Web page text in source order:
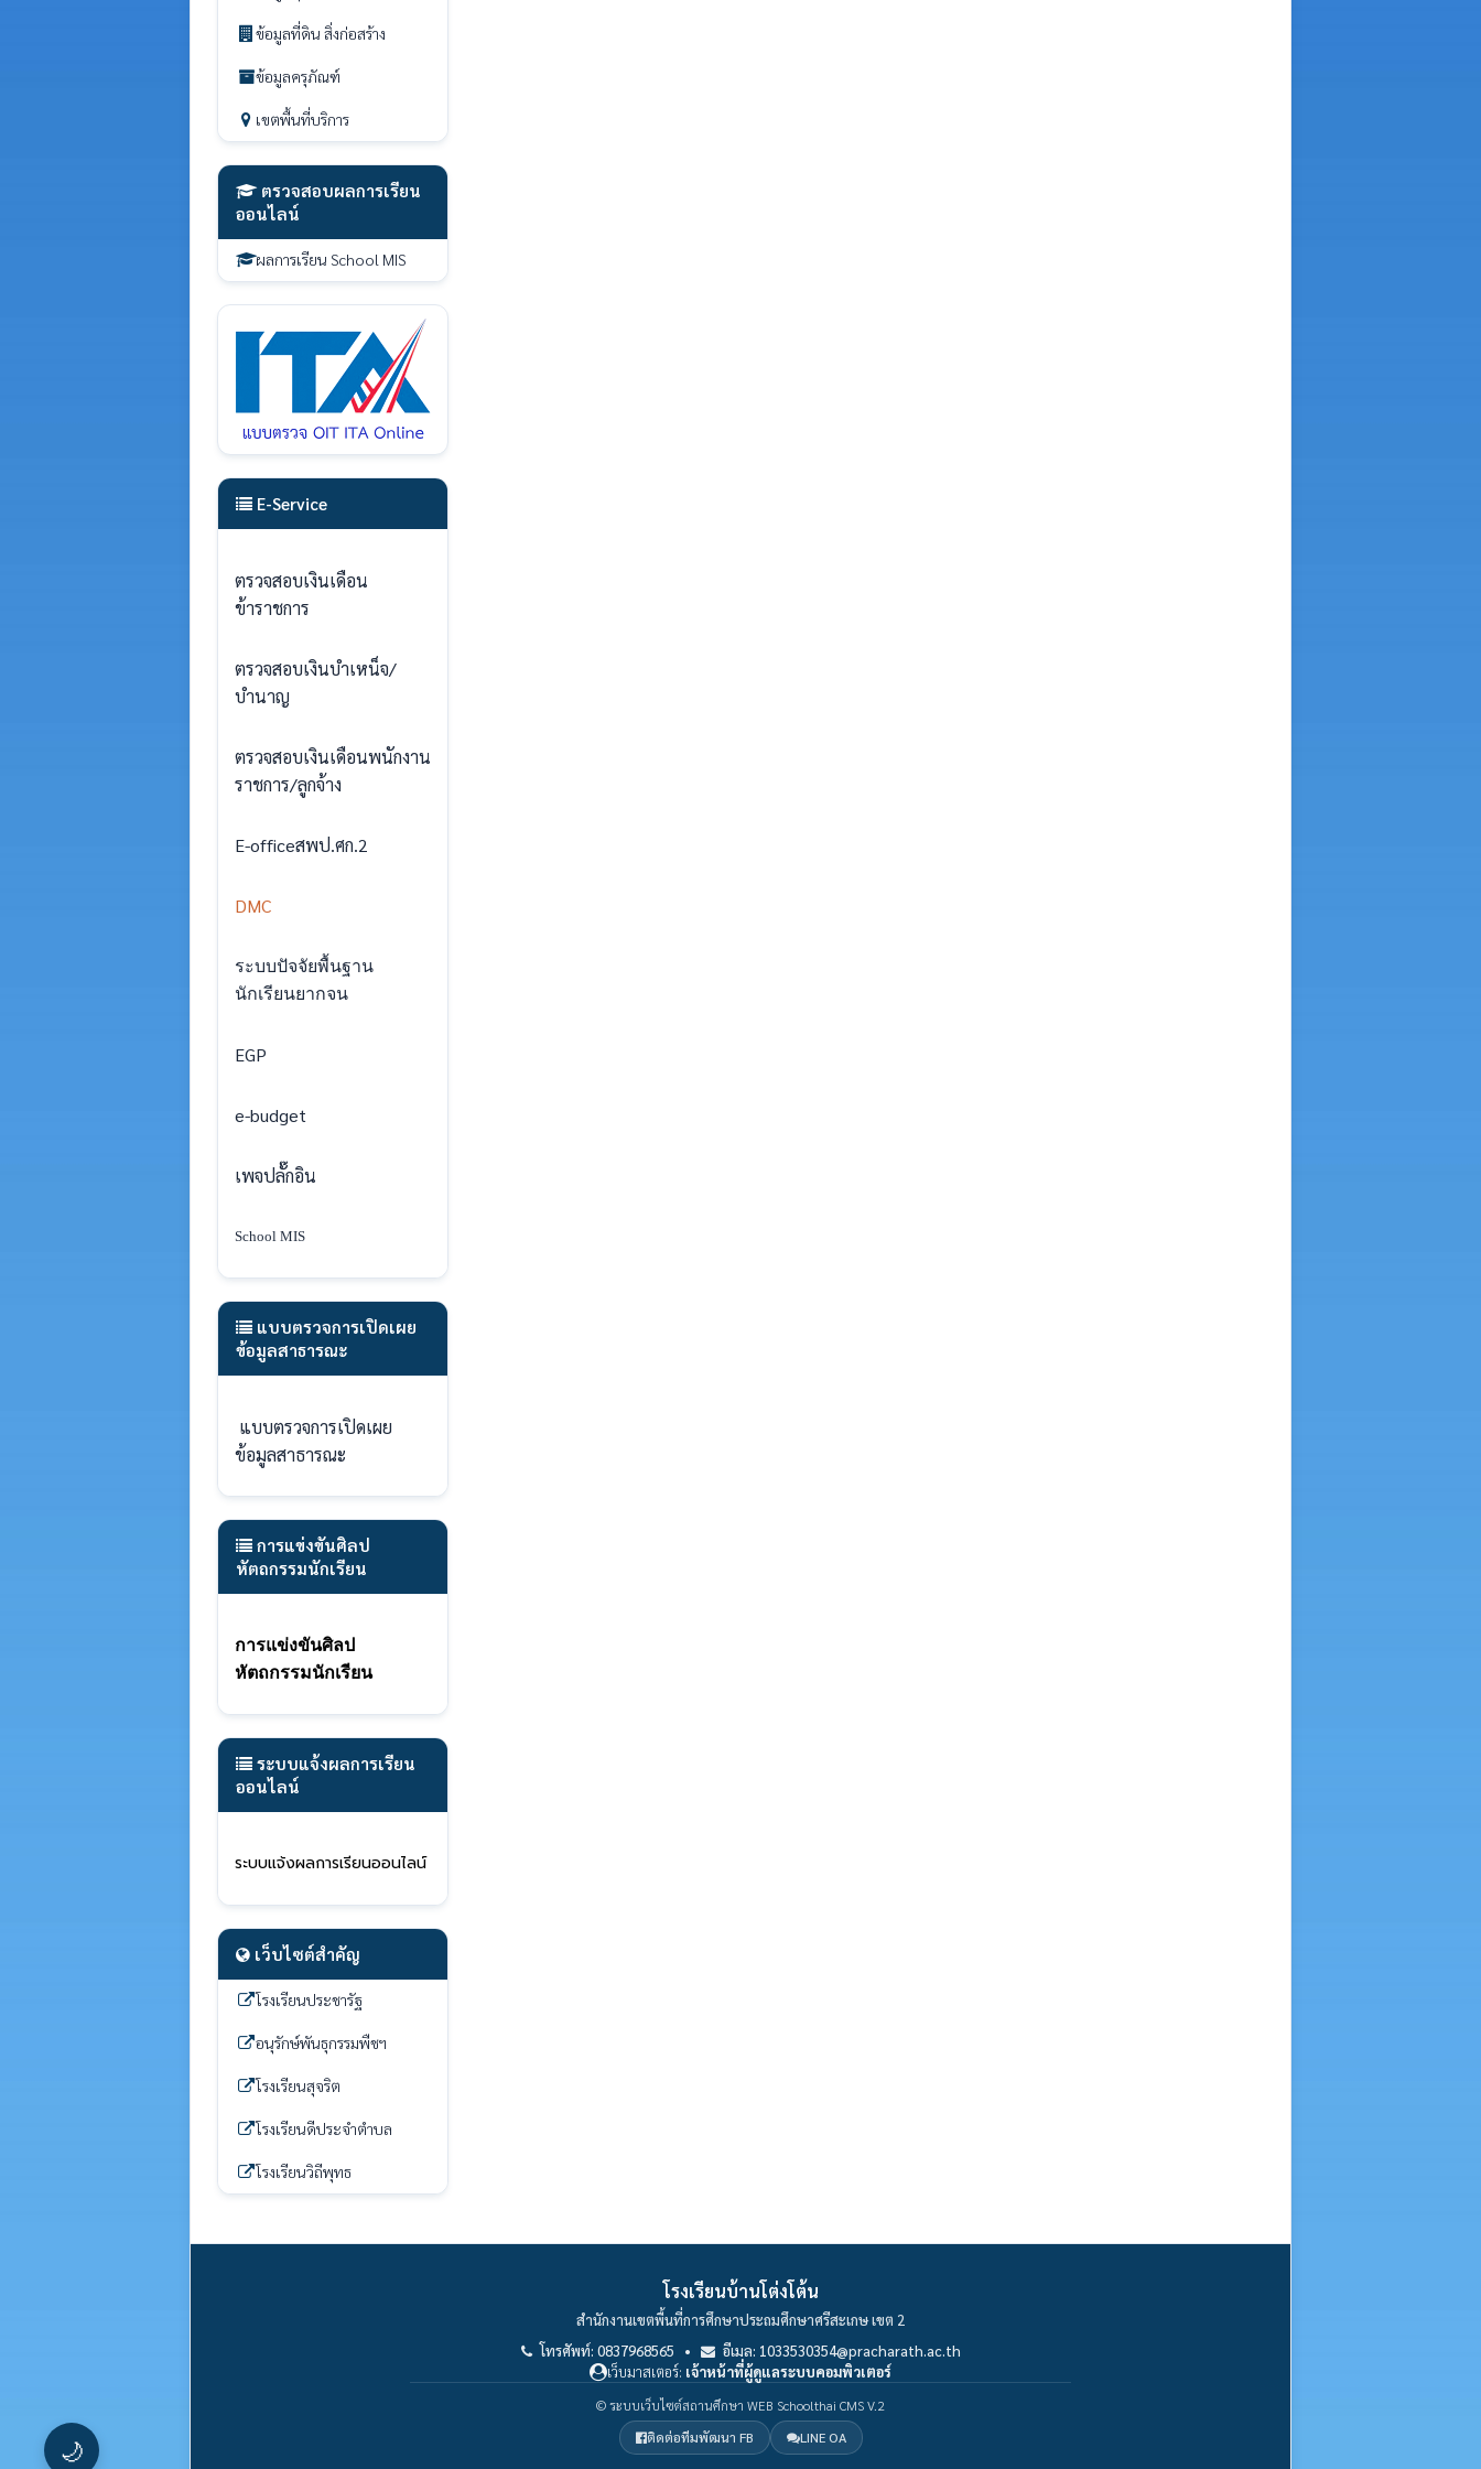
ข้อมูลที่ดิน สิ่งก่อสร้าง
ข้อมูลครุภัณฑ์
เขตพื้นที่บริการ
ตรวจสอบผลการเรียน
ออนไลน์
ผลการเรียน School MIS
E-Service
ตรวจสอบเงินเดือน
ข้าราชการ
ตรวจสอบเงินบำเหน็จ/
บำนาญ
ตรวจสอบเงินเดือนพนักงาน
ราชการ/ลูกจ้าง
E-officeสพป.ศก.2
DMC
ระบบปัจจัยพื้นฐาน
นักเรียนยากจน
EGP
e-budget
เพจปลั๊กอิน
School MIS
แบบตรวจการเปิดเผย
ข้อมูลสาธารณะ
แบบตรวจการเปิดเผย
ข้อมูลสาธารณะ
การแข่งขันศิลป
หัตถกรรมนักเรียน
การแข่งขันศิลป
หัตถกรรมนักเรียน
ระบบแจ้งผลการเรียน
ออนไลน์
ระบบแจ้งผลการเรียนออนไลน์
เว็บไซต์สำคัญ
โรงเรียนประชารัฐ
อนุรักษ์พันธุกรรมพืชฯ
โรงเรียนสุจริต
โรงเรียนดีประจำตำบล
โรงเรียนวิถีพุทธ
โรงเรียนบ้านโต่งโต้น
สำนักงานเขตพื้นที่การศึกษาประถมศึกษาศรีสะเกษ เขต 2
โทรศัพท์: 0837968565 •
อีเมล: 1033530354@pracharath.ac.th
เว็บมาสเตอร์: เจ้าหน้าที่ผู้ดูแลระบบคอมพิวเตอร์
© ระบบเว็บไซต์สถานศึกษา WEB Schoolthai CMS V.2
ติดต่อทีมพัฒนา FB
LINE OA
🌙